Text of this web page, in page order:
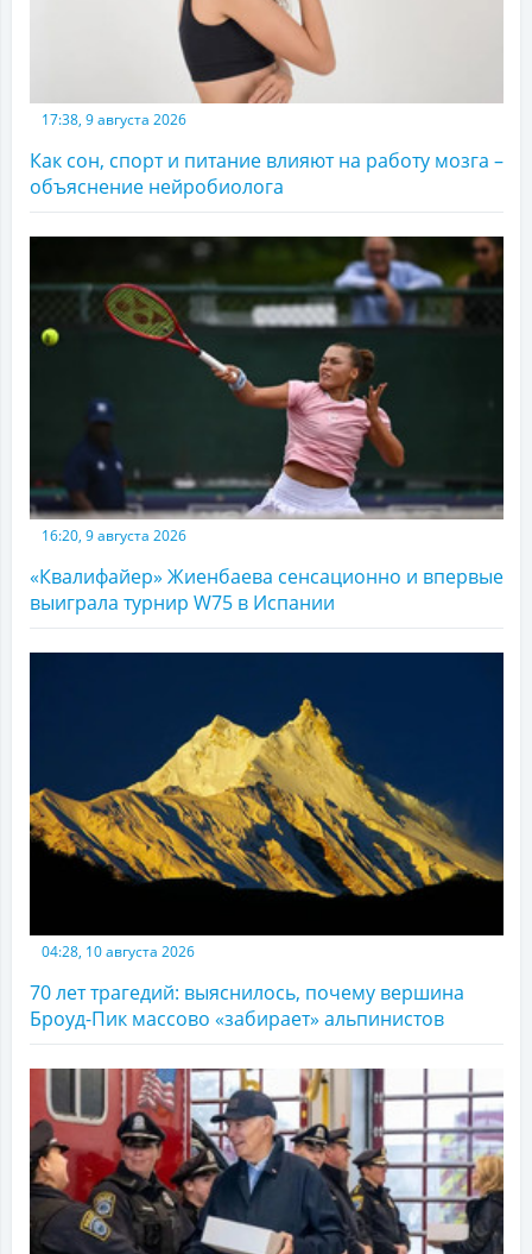
17:38, 9 августа 2026
Как сон, спорт и питание влияют на работу мозга –
объяснение нейробиолога
16:20, 9 августа 2026
«Квалифайер» Жиенбаева сенсационно и впервые
выиграла турнир W75 в Испании
04:28, 10 августа 2026
70 лет трагедий: выяснилось, почему вершина
Броуд-Пик массово «забирает» альпинистов